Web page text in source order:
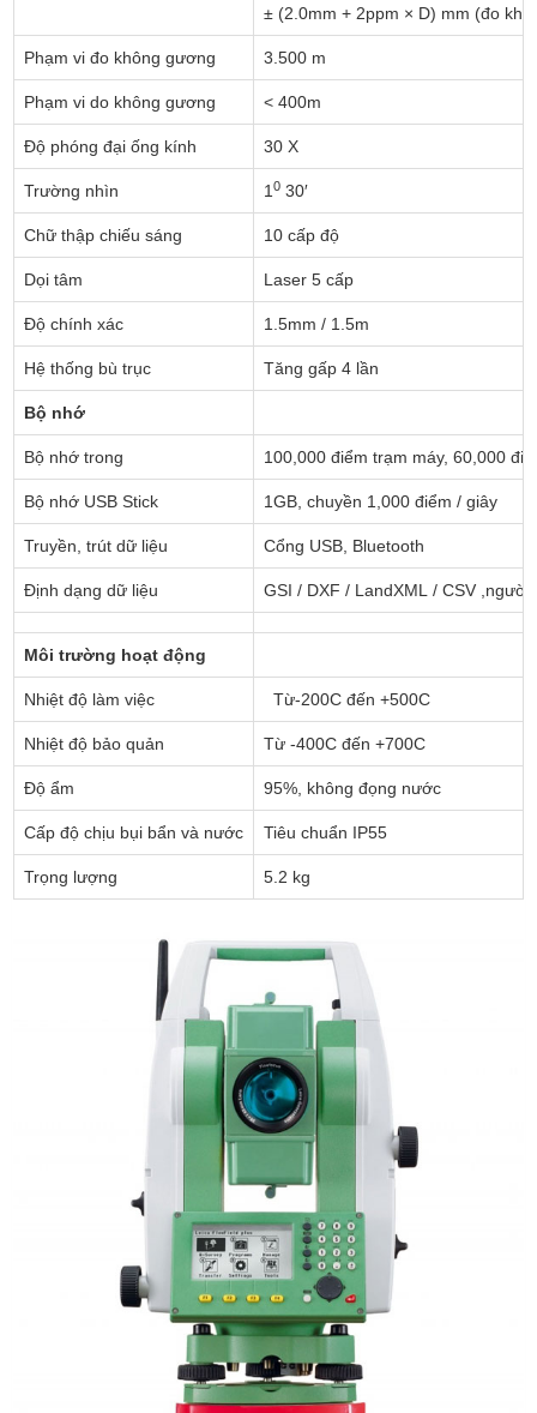
± (2.0mm + 2ppm × D) mm (đo
Phạm vi đo không gương 3.500 m
Phạm vi do không gương < 400m
Độ phóng đại ống kính 30 X
Trường nhìn 10 30′
Chữ thập chiếu sáng 10 cấp độ
Dọi tâm Laser 5 cấp
Độ chính xác 1.5mm / 1.5m
Hệ thống bù trục Tăng gấp 4 lần
Bộ nhớ
Bộ nhớ trong 100,000 điểm trạm máy, 60,000
Bộ nhớ USB Stick 1GB, chuyền 1,000 điểm / giây
Truyền, trút dữ liệu Cổng USB, Bluetooth
Định dạng dữ liệu GSI / DXF / LandXML / CSV
Môi trường hoạt động
Nhiệt độ làm việc Từ-200C đến +500C
Nhiệt độ bảo quản Từ -400C đến +700C
Độ ẩm 95%, không đọng nước
Cấp độ chịu bụi bẩn và nước Tiêu chuẩn IP55
Trọng lượng 5.2 kg